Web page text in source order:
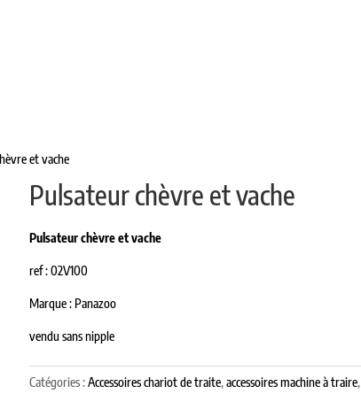
et vache
Pulsateur chèvre et vache
Pulsateur chèvre et vache
ref : 02V100
Marque : Panazoo
vendu sans nipple
Catégories :Accessoires chariot de traite,accessoires machine à traire,